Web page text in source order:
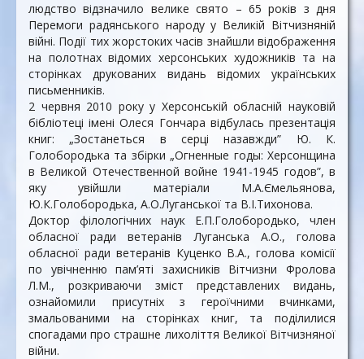
людство відзначило велике свято – 65 років з дня
Перемоги радянського народу у Великій Вітчизняній
війні. Події тих жорстоких часів знайшли відображення
на полотнах відомих херсонських художників та на
сторінках друкованих видань відомих українських
письменників.
2 червня 2010 року у Херсонській обласній науковій
бібліотеці імені Олеся Гончара відбулась презентація
книг: „Зостанеться в серці назавжди” Ю. К.
Голобородька та збірки „Огненные годы: Херсонщина
в Великой Отечественной войне 1941-1945 годов”, в
яку увійшли матеріали М.А.Ємельянова,
Ю.К.Голобородька, А.О.Луганської та В.І.Тихонова.
Доктор філологічних наук Е.П.Голобородько, член
обласної ради ветеранів Луганська А.О., голова
обласної ради ветеранів Куценко В.А., голова комісії
по увічненню пам’яті захисників Вітчизни Фролова
Л.М., розкриваючи зміст представлених видань,
ознайомили присутніх з героїчними вчинками,
змальованими на сторінках книг, та поділилися
спогадами про страшне лихоліття Великої Вітчизняної
війни.